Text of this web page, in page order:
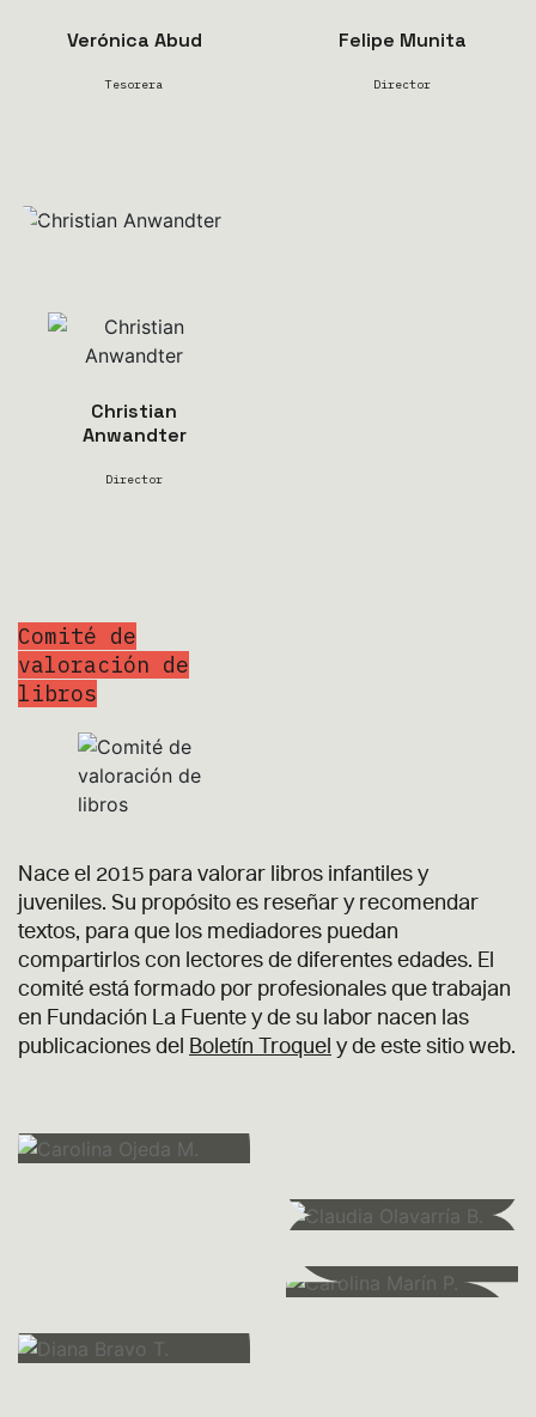
Verónica Abud
Tesorera
Felipe Munita
Director
Christian
Anwandter
Director
Comité de
valoración de
libros
Nace el 2015 para valorar libros infantiles y
juveniles. Su propósito es reseñar y recomendar
textos, para que los mediadores puedan
compartirlos con lectores de diferentes edades. El
comité está formado por profesionales que trabajan
en Fundación La Fuente y de su labor nacen las
publicaciones del
Boletín Troquel y de este sitio web.